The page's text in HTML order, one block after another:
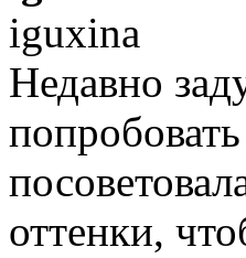
iguxina
Недавно
оттенки,